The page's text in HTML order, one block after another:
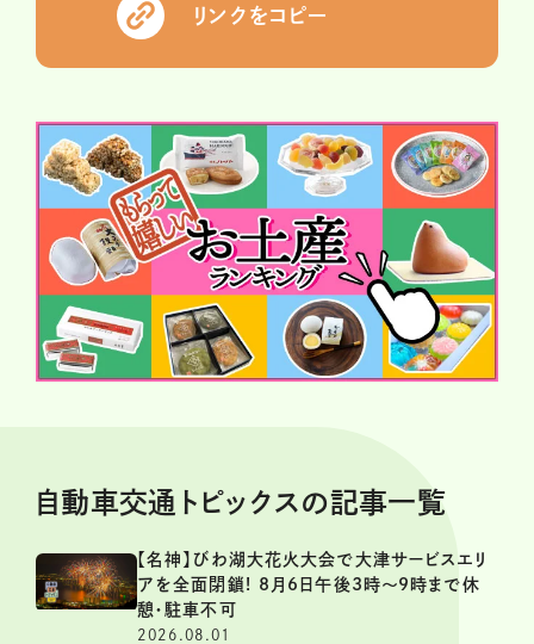
リンクをコピー
自動車交通トピックスの記事一覧
【名神】びわ湖大花火大会で大津サービスエリ
アを全面閉鎖! 8月6日午後3時～9時まで休
憩・駐車不可
2026.08.01